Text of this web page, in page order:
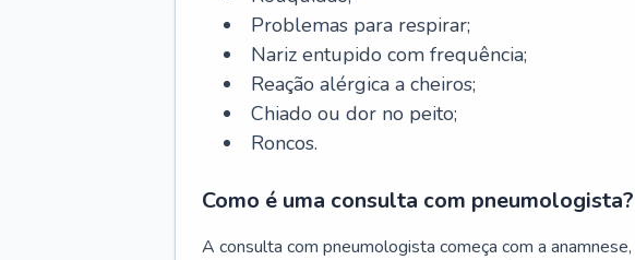
Problemas para respirar;
Nariz entupido com frequência;
Reação alérgica a cheiros;
Chiado ou dor no peito;
Roncos.
Como é uma consulta com pneumologista?
A consulta com pneumologista começa com a